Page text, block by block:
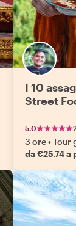
I 10
Street
5.0
3 ore•Tour
da €25.74 a